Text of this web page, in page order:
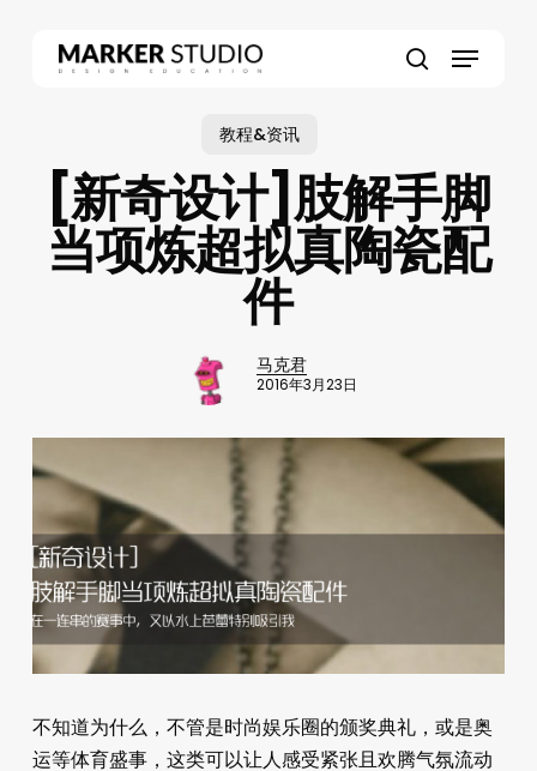
Menu
教程&资讯
[新奇设计]肢解手脚
当项炼超拟真陶瓷配
件
马克君
2016年3月23日
不知道为什么，不管是时尚娱乐圈的颁奖典礼，或是奥
运等体育盛事，这类可以让人感受紧张且欢腾气氛流动